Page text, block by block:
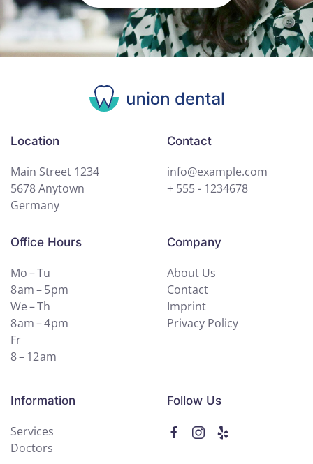
Location
Main Street 1234
5678 Anytown
Germany
Contact
info@example.com
+ 555 - 1234678
Office Hours
Mo – Tu
8 am – 5 pm
We – Th
8 am – 4 pm
Fr
8 – 12 am
Company
About Us
Contact
Imprint
Privacy Policy
Information
Services
Doctors
Follow Us